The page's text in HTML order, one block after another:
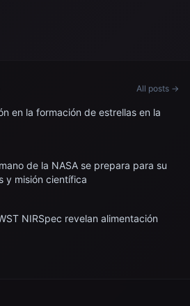
All posts →
en la formación de estrellas en la
de la NASA se prepara para su
y misión científica
NIRSpec revelan alimentación